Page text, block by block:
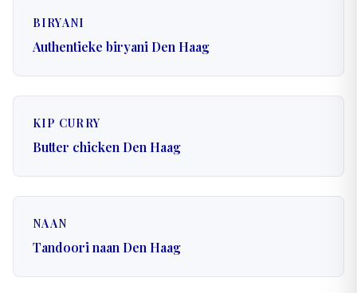
BIRYANI
Authentieke biryani Den Haag
KIP CURRY
Butter chicken Den Haag
NAAN
Tandoori naan Den Haag